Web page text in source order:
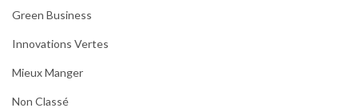
Green Business
Innovations Vertes
Mieux Manger
Non Classé